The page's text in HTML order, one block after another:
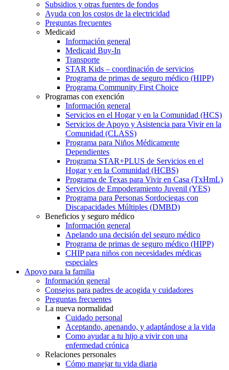
Subsidios y otras fuentes de fondos
Ayuda con los costos de la electricidad
Preguntas frecuentes
Medicaid
Información general
Medicaid Buy-In
Transporte
STAR Kids – coordinación de servicios
Programa de primas de seguro médico (HIPP)
Programa Community First Choice
Programas con exención
Información general
Servicios en el Hogar y en la Comunidad (HCS)
Servicios de Apoyo y Asistencia para Vivir en la
Comunidad (CLASS)
Programa para Niños Médicamente
Dependientes
Programa STAR+PLUS de Servicios en el
Hogar y en la Comunidad (HCBS)
Programa de Texas para Vivir en Casa (TxHmL)
Servicios de Empoderamiento Juvenil (YES)
Programa para Personas Sordociegas con
Discapacidades Múltiples (DMBD)
Beneficios y seguro médico
Información general
Apelando una decisión del seguro médico
Programa de primas de seguro médico (HIPP)
CHIP para niños con necesidades médicas
especiales
Apoyo para la familia
Información general
Consejos para padres de acogida y cuidadores
Preguntas frecuentes
La nueva normalidad
Cuidado personal
Aceptando, apenando, y adaptándose a la vida
Como ayudar a tu hijo a vivir con una
enfermedad crónica
Relaciones personales
Cómo manejar tu vida diaria